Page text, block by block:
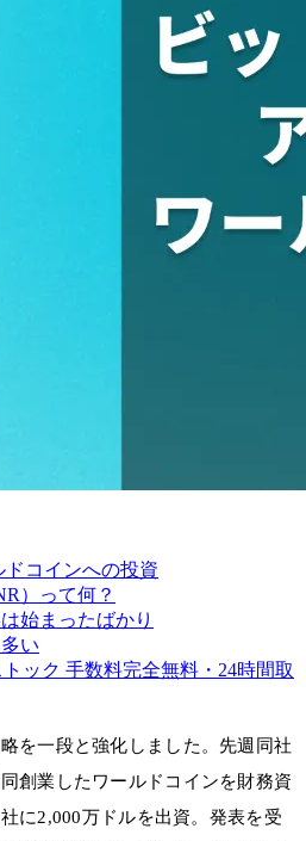
ドコインへの投資
）って何？
始まったばかり
い
トック 手数料完全無料・24時間取
を一段と強化しました。先週同社
創業したワールドコインを財務資
に2,000万ドルを出資。発表を受